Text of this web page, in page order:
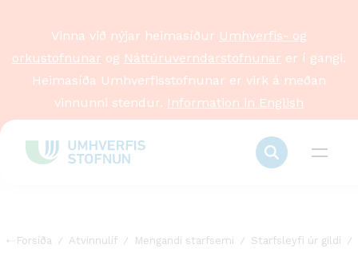
Vinna við nýjar heimasíður Umhverfis- og
orkustofnunar og Náttúruverndarstofnunar er í gangi.
Heimasíða Umhverfisstofnunar er virk á meðan
vinnunni stendur. Information in English
Forsíða Atvinnulíf Mengandi starfsemi Starfsleyfi úr gildi